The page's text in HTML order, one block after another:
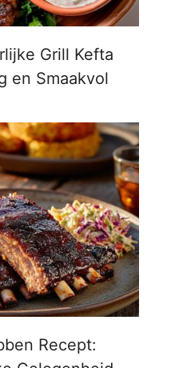
Grill Kefta
en Smaakvol
Recept: